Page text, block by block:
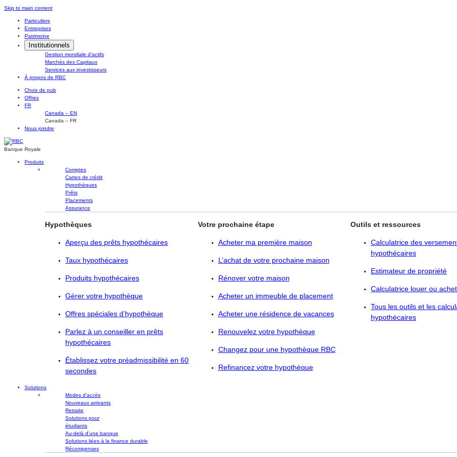
Skip
content
Skip to main content
Particuliers
Entreprises
Patrimoine
Institutionnels
Gestion mondiale d’actifs
Marchés des Capitaux
Services aux investisseurs
À propos de RBC
Choix de pub
Offres
FR
Canada – EN
Canada – FR
Nous joindre
Banque Royale
Produits
Comptes
Cartes de crédit
Hypothèques
Prêts
Placements
Assurance
Hypothèques
Aperçu des prêts hypothécaires
Taux hypothécaires
Produits hypothécaires
Gérer votre hypothèque
Offres spéciales d’hypothèque
Parlez à un conseiller en prêts
hypothécaires
Établissez votre préadmissibilité en 60
secondes
Votre prochaine étape
Acheter ma première maison
L’achat de votre prochaine maison
Rénover votre maison
Acheter un immeuble de placement
Acheter une résidence de vacances
Renouvelez votre hypothèque
Changez pour une hypothèque RBC
Refinancez votre hypothèque
Outils et ressources
Calculatrice des
hypothécaires
Estimateur de propriété
Calculatrice louer ou
Tous les outils et les
hypothécaires
Solutions
Modes d’accès
Nouveaux arrivants
Retraite
Solutions pour
étudiants
Au-delà d’une banque
Solutions liées à la finance durable
Récompenses